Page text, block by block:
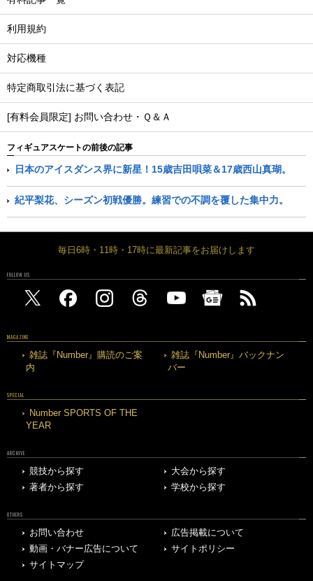
利用規約
対応機種
特定商取引法に基づく表記
[有料会員限定] お問い合わせ・Ｑ＆Ａ
フィギュアスケートの前後の記事
日本のアイスダンス界に新星！15歳吉田唄菜＆17歳西山真瑚。
紀平梨花、シーズン初戦優勝。練習での不調を覆した集中力。
毎日6時・11時・17時に最新記事をお届けします
FOLLOW US
MAGAZINE
雑誌『Number』購読のご案
内
雑誌『Number』バックナン
バー
SPECIAL
Number SPORTS OF THE
YEAR
ARCHIVE
競技から探す
大会から探す
著者から探す
学校から探す
OTHERS
お問い合わせ
広告掲載について
動画・バナー広告について
サイトポリシー
サイトマップ